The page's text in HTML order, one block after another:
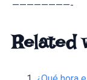
————————-
Related